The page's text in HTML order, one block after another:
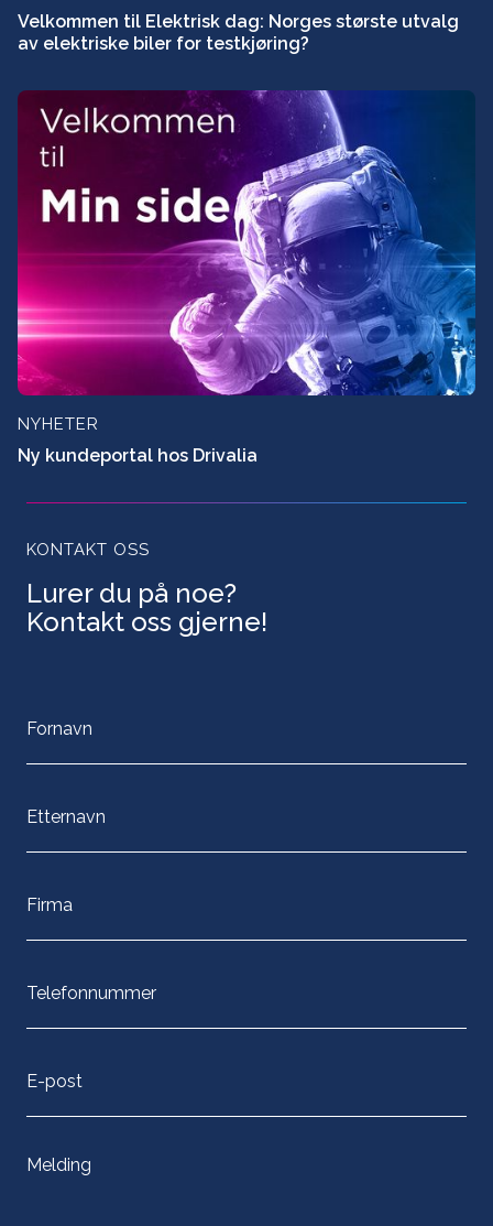
Velkommen til Elektrisk dag: Norges største utvalg
av elektriske biler for testkjøring?
NYHETER
Ny kundeportal hos Drivalia
KONTAKT OSS
Lurer du på noe?
Kontakt oss gjerne!